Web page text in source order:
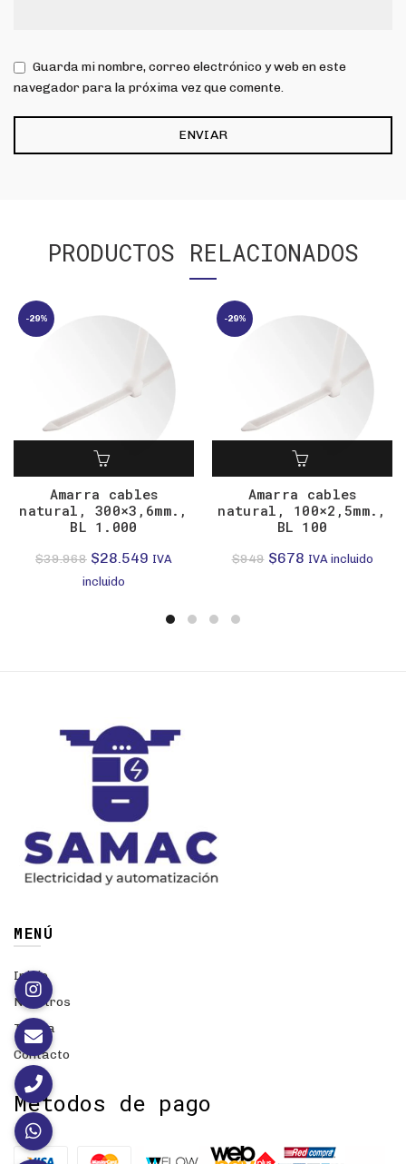
Guarda mi nombre, correo electrónico y web en este
navegador para la próxima vez que comente.
PRODUCTOS RELACIONADOS
-29%
Amarra cables
natural, 300×3,6mm.,
BL 1.000
$39.968 El
precio
$28.549 El
es:
IVA
incluido
-29%
Amarra cables
natural, 100×2,5mm.,
BL 100
$949 El
$678ElIVA incluido
MENÚ
Inicio
Nosotros
Tienda
Contacto
Métodos de pago